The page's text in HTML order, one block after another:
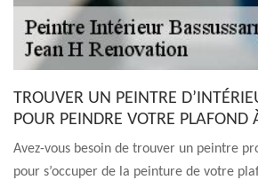
TROUVER UN PEINTRE
POUR PEINDRE VOTRE PLAFOND
Avez-vous besoin de trouver un peintre
pour s’occuper de la peinture de votre